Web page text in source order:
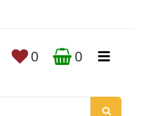
0 0